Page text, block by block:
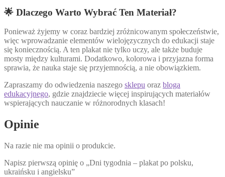
🌟 Dlaczego Warto Wybrać Ten Materiał?
Ponieważ żyjemy w coraz bardziej zróżnicowanym społeczeństwie,
więc wprowadzanie elementów wielojęzycznych do edukacji staje
się koniecznością. A ten plakat nie tylko uczy, ale także buduje
mosty między kulturami. Dodatkowo, kolorowa i przyjazna forma
sprawia, że nauka staje się przyjemnością, a nie obowiązkiem.
Zapraszamy do odwiedzenia naszego sklepu oraz bloga
edukacyjnego, gdzie znajdziecie więcej inspirujących materiałów
wspierających nauczanie w różnorodnych klasach!
Opinie
Na razie nie ma opinii o produkcie.
Napisz pierwszą opinię o „Dni tygodnia – plakat po polsku,
ukraińsku i angielsku”